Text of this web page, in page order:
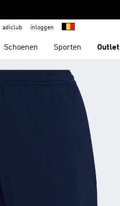
adiclub inloggen
Schoenen Sporten Outlet